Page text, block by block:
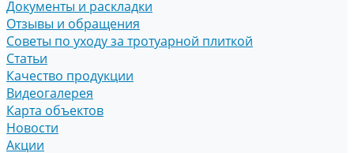
Документы и раскладки
Отзывы и обращения
Советы по уходу за тротуарной плиткой
Статьи
Качество продукции
Видеогалерея
Карта объектов
Новости
Акции